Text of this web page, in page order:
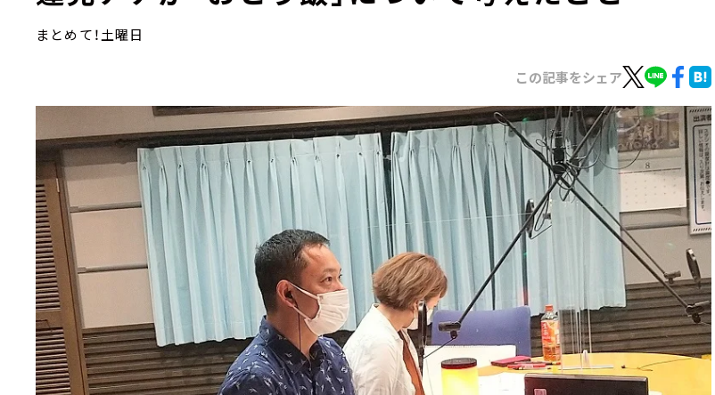
まとめて！土曜日
この記事をシェア